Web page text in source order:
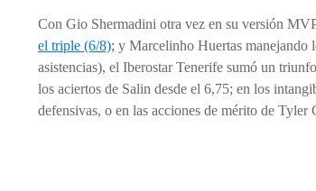
Con Gio Shermadini otra vez en su versión
el triple (6/8); y Marcelinho Huertas manejando
asistencias), el Iberostar Tenerife sumó un
los aciertos de Salin desde el 6,75; en los
defensivas, o en las acciones de mérito de Tyler